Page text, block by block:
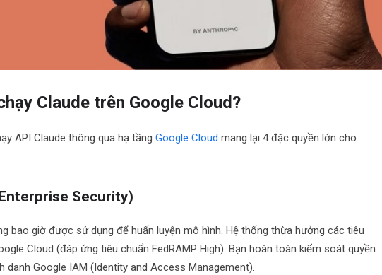
Claude trên Google Cloud?
API Claude thông qua hạ tầng Google Cloud mang lại 4 đặc quyền lớn cho
Security)
bao giờ được sử dụng để huấn luyện mô hình. Hệ thống thừa hưởng các tiêu
Cloud (đáp ứng tiêu chuẩn FedRAMP High). Bạn hoàn toàn kiểm soát quyền
danh Google IAM (Identity and Access Management).